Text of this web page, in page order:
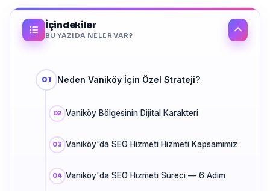
İçindekiler
BU YAZIDA NELER VAR?
Neden Vaniköy İçin Özel Strateji?
Vaniköy Bölgesinin Dijital Karakteri
Vaniköy'da SEO Hizmeti Hizmeti Kapsamımız
Vaniköy'da SEO Hizmeti Süreci — 6 Adım